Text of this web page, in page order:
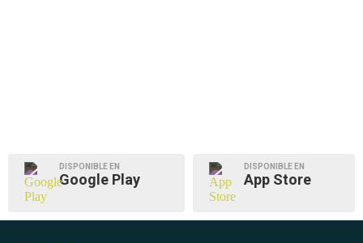
DISPONIBLE EN
Google Play
DISPONIBLE EN
App Store